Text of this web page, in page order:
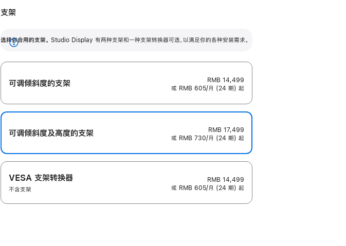
调节范围。
毫米的高度调节范围。
支架
选择你合用的支架。 Studio Display 有两种支架和一种支架转换器可选，以满足你的各种安装需求。
展
开
可调倾斜度的支架
RMB 14,499
或 RMB 605/月 (24 期) 起
可调倾斜度及高‍度的支‍架
RMB 17,499
或 RMB 730/月 (24 期) 起
VESA 支架转换器
不含支架
RMB 14,499
或 RMB 605/月 (24 期) 起